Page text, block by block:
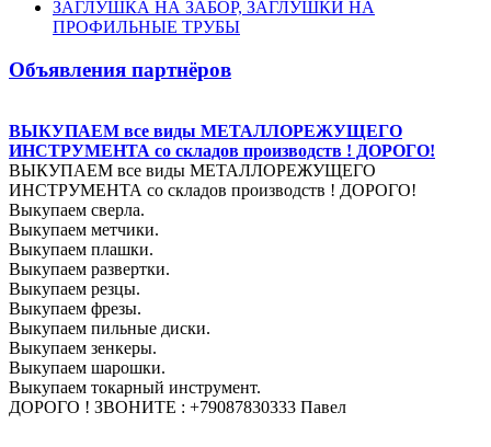
ЗАГЛУШКА НА ЗАБОР, ЗАГЛУШКИ НА
ПРОФИЛЬНЫЕ ТРУБЫ
Объявления партнёров
ВЫКУПАЕМ все виды МЕТАЛЛОРЕЖУЩЕГО
ИНСТРУМЕНТА со складов производств ! ДОРОГО!
ВЫКУПАЕМ все виды МЕТАЛЛОРЕЖУЩЕГО
ИНСТРУМЕНТА со складов производств ! ДОРОГО!
Выкупаем сверла.
Выкупаем метчики.
Выкупаем плашки.
Выкупаем развертки.
Выкупаем резцы.
Выкупаем фрезы.
Выкупаем пильные диски.
Выкупаем зенкеры.
Выкупаем шарошки.
Выкупаем токарный инструмент.
ДОРОГО ! ЗВОНИТЕ : +79087830333 Павел